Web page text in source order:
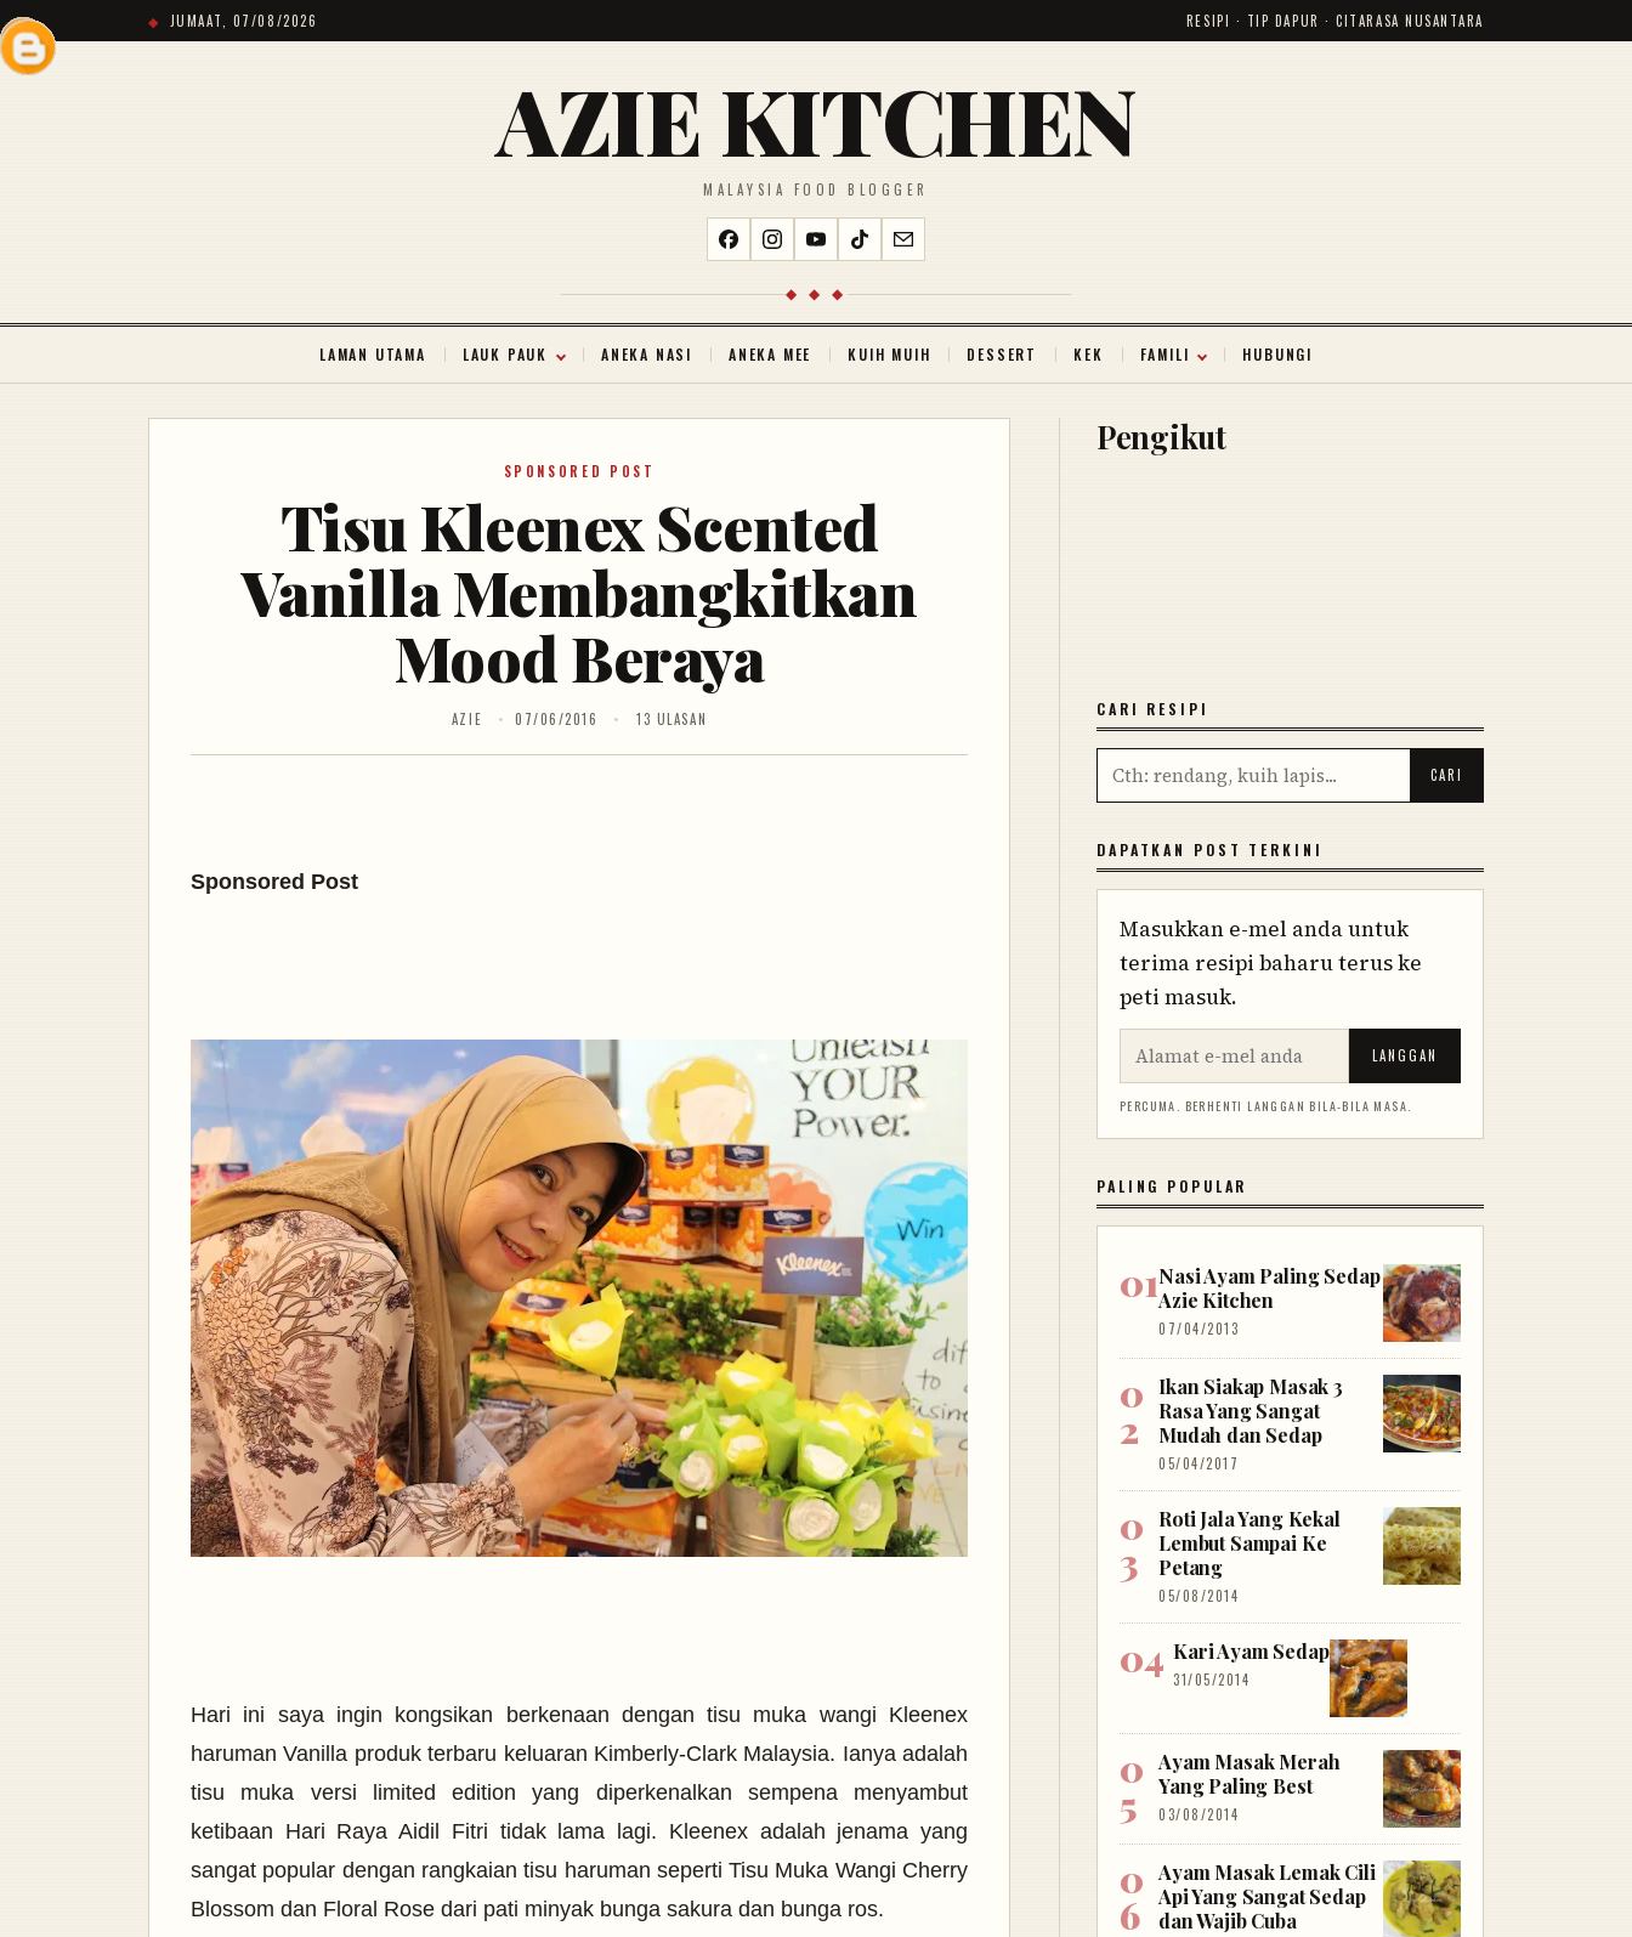
JUMAAT, 07/08/2026 RESIPI · TIP DAPUR · CITARASA NUSANTARA
AZIE KITCHEN
MALAYSIA FOOD BLOGGER
◆ ◆ ◆
LAMAN UTAMA LAUK PAUK ANEKA NASI ANEKA MEE KUIH MUIH DESSERT KEK FAMILI HUBUNGI
SPONSORED POST
Tisu Kleenex Scented
Vanilla Membangkitkan
Mood Beraya
AZIE 07/06/2016 13 ULASAN
Sponsored Post
Hari ini saya ingin kongsikan berkenaan dengan tisu muka wangi Kleenex
haruman Vanilla produk terbaru keluaran Kimberly-Clark Malaysia. Ianya adalah
tisu muka versi limited edition yang diperkenalkan sempena menyambut
ketibaan Hari Raya Aidil Fitri tidak lama lagi. Kleenex adalah jenama yang
sangat popular dengan rangkaian tisu haruman seperti Tisu Muka Wangi Cherry
Blossom dan Floral Rose dari pati minyak bunga sakura dan bunga ros.
Pengikut
CARI RESIPI
DAPATKAN POST TERKINI
Masukkan e-mel anda untuk
terima resipi baharu terus ke
peti masuk.
LANGGAN
PERCUMA. BERHENTI LANGGAN BILA-BILA MASA.
PALING POPULAR
Nasi Ayam Paling Sedap
Azie Kitchen
07/04/2013
Ikan Siakap Masak 3
Rasa Yang Sangat
Mudah dan Sedap
05/04/2017
Roti Jala Yang Kekal
Lembut Sampai Ke
Petang
05/08/2014
Kari Ayam Sedap
31/05/2014
Ayam Masak Merah
Yang Paling Best
03/08/2014
Ayam Masak Lemak Cili
Api Yang Sangat Sedap
dan Wajib Cuba